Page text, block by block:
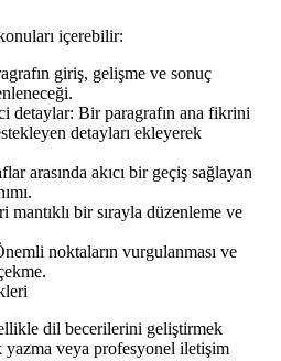
içerebilir:
giriş, gelişme ve sonuç
detaylar: Bir paragrafın ana fikrini
detayları ekleyerek
arasında akıcı bir geçiş sağlayan
mantıklı bir sırayla düzenleme ve
noktaların vurgulanması ve
dil becerilerini geliştirmek
veya profesyonel iletişim